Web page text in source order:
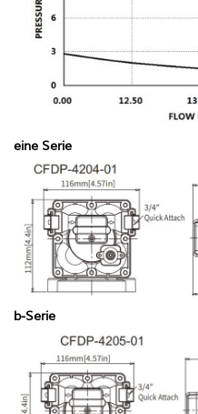
eine Serie
b-Serie